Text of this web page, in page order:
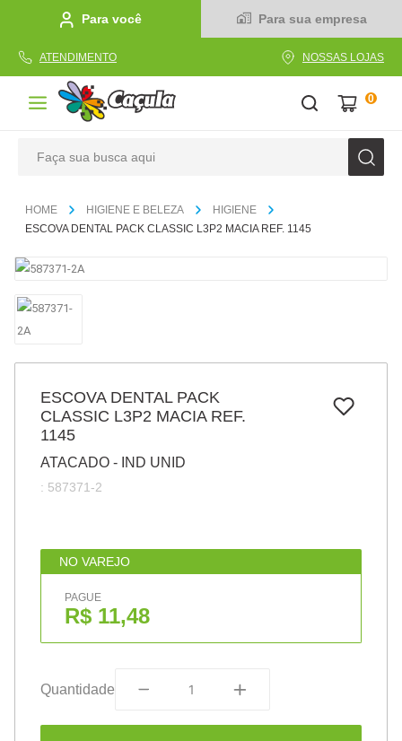
Para você Para sua empresa
ATENDIMENTO NOSSAS LOJAS
0
HIGIENE E BELEZA
HIGIENE
ESCOVA DENTAL PACK CLASSIC L3P2 MACIA REF. 1145
ESCOVA DENTAL PACK
CLASSIC L3P2 MACIA REF.
1145
ATACADO - IND UNID
: 587371-2
NO VAREJO
PAGUE
R$ 11,48
Quantidade
1º caderno
2
papel